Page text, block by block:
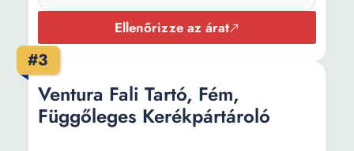
Ellenőrizze az árat
#3
Ventura Fali Tartó, Fém,
Függőleges Kerékpártároló